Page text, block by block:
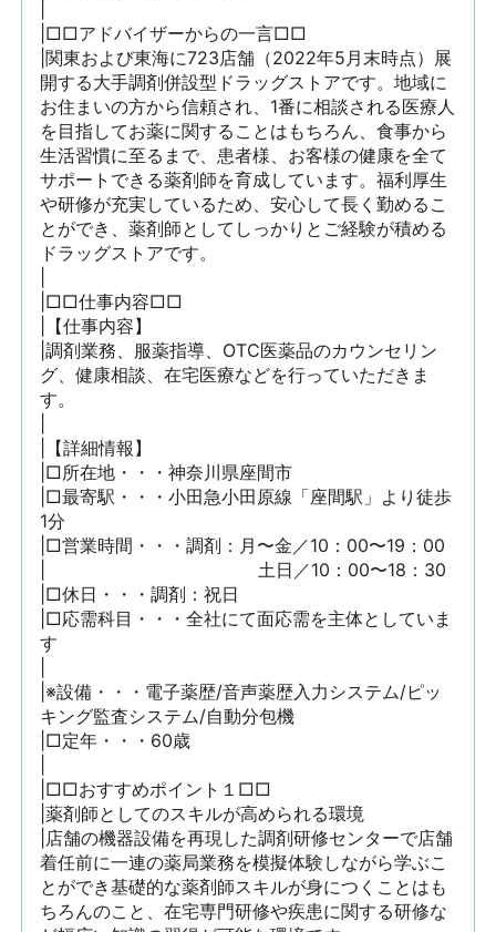
|□□アドバイザーからの一言□□
|関東および東海に723店舗（2022年5月末時点）展
開する大手調剤併設型ドラッグストアです。地域に
お住まいの方から信頼され、1番に相談される医療人
を目指してお薬に関することはもちろん、食事から
生活習慣に至るまで、患者様、お客様の健康を全て
サポートできる薬剤師を育成しています。福利厚生
や研修が充実しているため、安心して長く勤めるこ
とができ、薬剤師としてしっかりとご経験が積める
ドラッグストアです。
|□□仕事内容□□
|【仕事内容】
|調剤業務、服薬指導、OTC医薬品のカウンセリン
グ、健康相談、在宅医療などを行っていただきま
す。
|【詳細情報】
|□所在地・・・神奈川県座間市
|□最寄駅・・・小田急小田原線「座間駅」より徒歩
1分
|□営業時間・・・調剤：月〜金／10：00〜19：00
|　　　　　　　　　　　　土日／10：00〜18：30
|□休日・・・調剤：祝日
|□応需科目・・・全社にて面応需を主体としていま
す
|※設備・・・電子薬歴/音声薬歴入力システム/ピッ
キング監査システム/自動分包機
|□定年・・・60歳
|□□おすすめポイント１□□
|薬剤師としてのスキルが高められる環境
|店舗の機器設備を再現した調剤研修センターで店舗
着任前に一連の薬局業務を模擬体験しながら学ぶこ
とができ基礎的な薬剤師スキルが身につくことはも
ちろんのこと、在宅専門研修や疾患に関する研修な